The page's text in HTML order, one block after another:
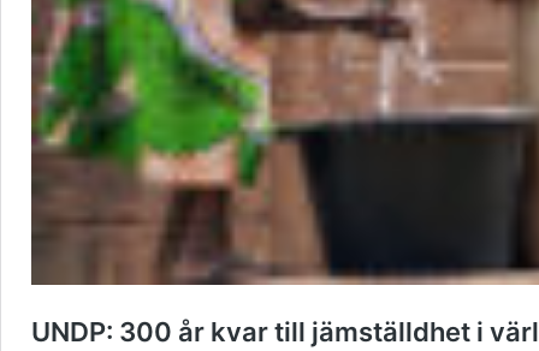
UNDP: 300 år kvar till jämställdhet i